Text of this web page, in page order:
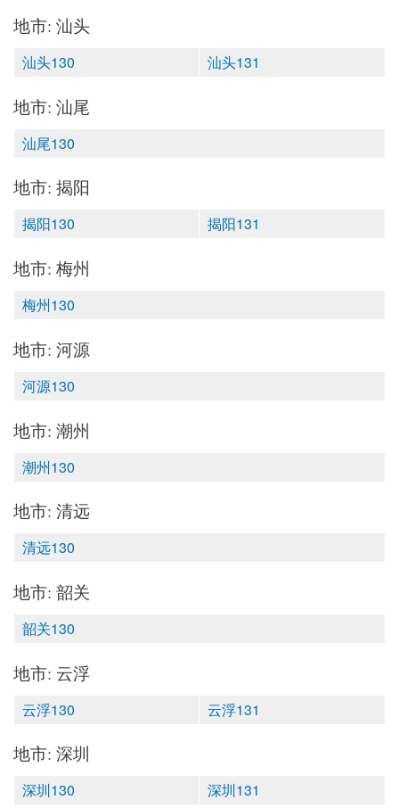
地市: 汕头
汕头130 汕头131
地市: 汕尾
汕尾130
地市: 揭阳
揭阳130 揭阳131
地市: 梅州
梅州130
地市: 河源
河源130
地市: 潮州
潮州130
地市: 清远
清远130
地市: 韶关
韶关130
地市: 云浮
云浮130 云浮131
地市: 深圳
深圳130 深圳131